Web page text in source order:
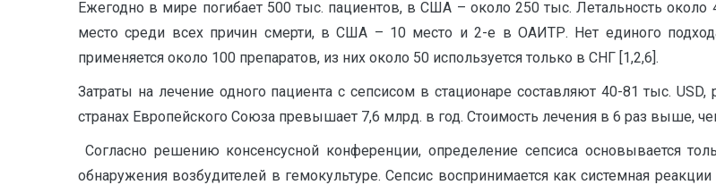
Ежегодно в мире погибает 500 тыс. пациентов, в США – около 250 тыс. Летальность около
место среди всех причин смерти, в США – 10 место и 2-е в ОАИТР. Нет единого
применяется около 100 препаратов, из них около 50 используется только в СНГ [1,2,6].
Затраты на лечение одного пациента с сепсисом в стационаре составляют 40-81 тыс.
странах Европейского Союза превышает 7,6 млрд. в год. Стоимость лечения в 6 раз выше,
Согласно решению консенсусной конференции, определение сепсиса основывается
обнаружения возбудителей в гемокультуре. Сепсис воспринимается как системная